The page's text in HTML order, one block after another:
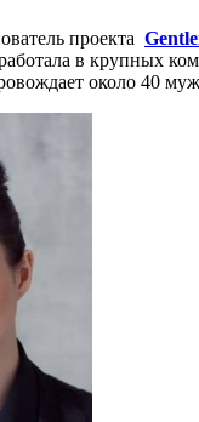
проекта
в крупных
около 40